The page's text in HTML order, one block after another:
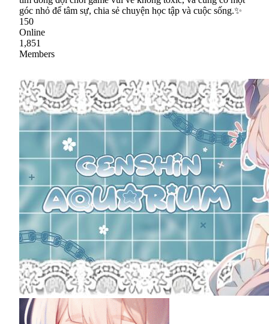
góc nhỏ để tâm sự, chia sẻ chuyện học tập và cuộc sống.✨
150
Online
1,851
Members